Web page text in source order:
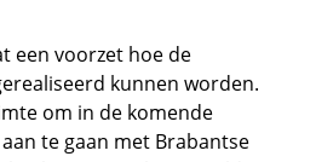
een voorzet hoe de
kunnen worden.
om in de komende
te gaan met Brabantse